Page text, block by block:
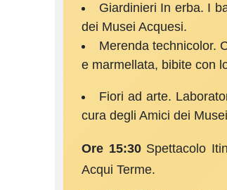
Giardinieri In erba. I
dei Musei Acquesi.
Merenda technicolor.
e marmellata, bibite con
Fiori ad arte.
cura degli Amici dei
Ore 15:30 Spettacolo
Acqui Terme.